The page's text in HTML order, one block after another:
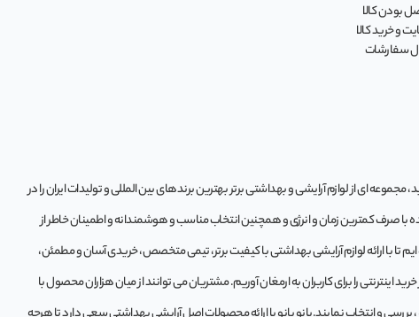
بودن کالا
و خرید کالا
سفارشات
ای از لوازم آرایشی و بهداشتی برتر بهترین برندهای بین المللی و تولیدات ایران را در
با صرف کمترین زمان و انرژی و همچنین انتخاب مناسب و هوشمندانه و اطمینان خاطر از
تا با ارائه لوازم آرایشی بهداشتی با کیفیت برتر، تیمی متخصص، خریدی آسان و مطمئن،
را برای کاربران به ارمغان آوریم. مشتريان می توانند از ميان هزاران محصول با